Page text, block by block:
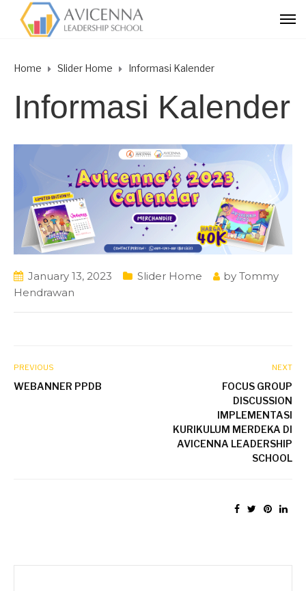
Home Slider Home Informasi Kalender
Informasi Kalender
January 13, 2023 Slider Home by Tommy
Hendrawan
PREVIOUS
WEBANNER PPDB
NEXT
FOCUS GROUP
DISCUSSION
IMPLEMENTASI
KURIKULUM MERDEKA DI
AVICENNA LEADERSHIP
SCHOOL